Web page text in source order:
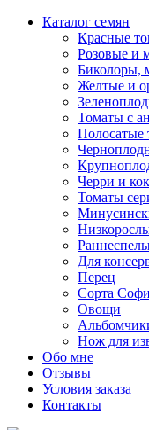
Каталог семян
Красные
Розовые и
Биколоры,
Желтые и
Томаты с
Полосатые
Черри и
Томаты
Для
Перец
Сорта
Овощи
Нож для
Обо мне
Отзывы
Условия заказа
Контакты